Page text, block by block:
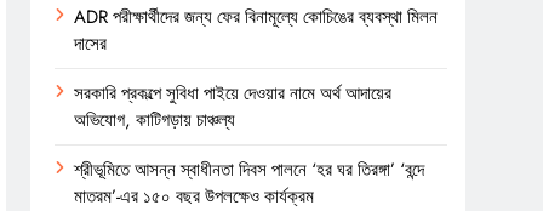
ADR পরীক্ষার্থীদের জন্য ফের বিনামূল্যে কোচিঙের ব্যবস্থা মিলন
দাসের
সরকারি প্রকল্পে সুবিধা পাইয়ে দেওয়ার নামে অর্থ আদায়ের
অভিযোগ, কাটিগড়ায় চাঞ্চল্য
শ্রীভূমিতে আসন্ন স্বাধীনতা দিবস পালনে ‘হর ঘর তিরঙ্গা’ ‘বন্দে
মাতরম’-এর ১৫০ বছর উপলক্ষেও কার্যক্রম